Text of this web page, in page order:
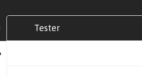
Tester